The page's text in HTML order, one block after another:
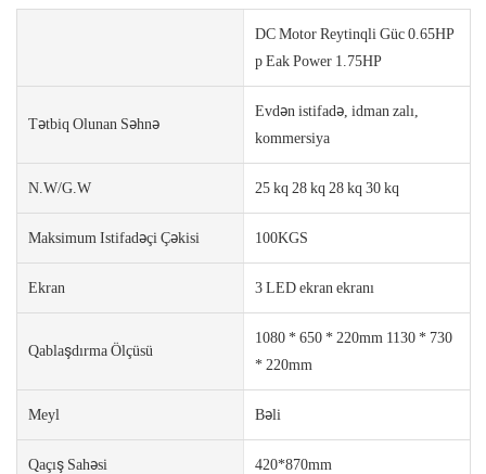
DC Motor Reytinqli Güc 0.65HP
p Eak Power 1.75HP
Tətbiq Olunan Səhnə
Evdən istifadə, idman zalı,
kommersiya
N.W/G.W 25 kq 28 kq 28 kq 30 kq
Maksimum Istifadəçi Çəkisi 100KGS
Ekran 3 LED ekran ekranı
Qablaşdırma Ölçüsü
1080 * 650 * 220mm 1130 * 730
* 220mm
Meyl Bəli
Qaçış Sahəsi 420*870mm